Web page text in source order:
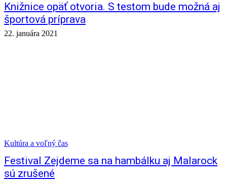
Knižnice opäť otvoria. S testom bude možná aj
športová príprava
22. januára 2021
Kultúra a voľný čas
Festival Zejdeme sa na hambálku aj Malarock
sú zrušené